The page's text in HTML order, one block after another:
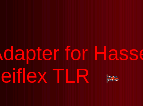
for
TLR